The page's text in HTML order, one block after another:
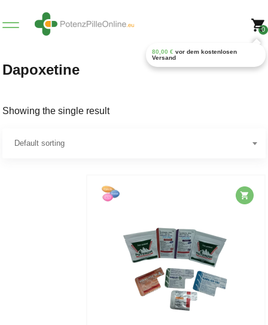
0
80,00 € vor dem kostenlosen
Versand
Dapoxetine
Showing the single result
Default sorting